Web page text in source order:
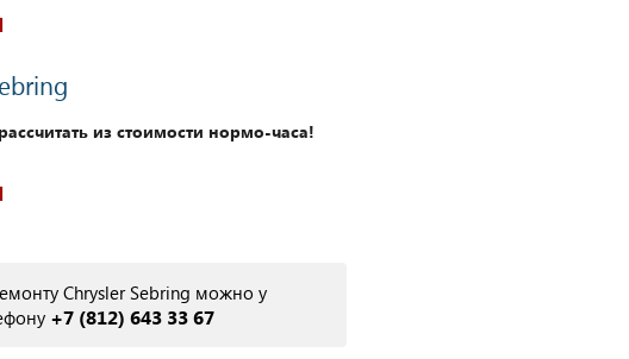
из стоимости нормо-часа!
Chrysler Sebring можно у
+7 (812) 643 33 67